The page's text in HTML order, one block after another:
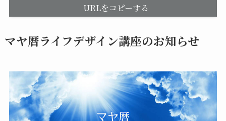
URLをコピーする
マヤ暦ライフデザイン講座のお知らせ